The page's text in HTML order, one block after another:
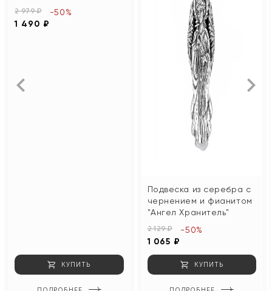
2 979 ₽
1 490 ₽
-50%
КУПИТЬ
Подвеска из серебра с
чернением и фианитом
"Ангел Хранитель"
2 129 ₽
1 065 ₽
-50%
КУПИТЬ